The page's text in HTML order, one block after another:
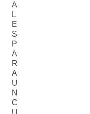
A
L
E
S
P
A
R
A
U
N
C